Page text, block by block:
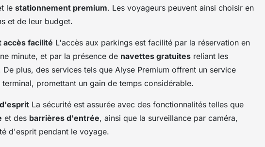
le stationnement premium. Les voyageurs peuvent ainsi choisir en
et de leur budget.
accès facilité L'accès aux parkings est facilité par la réservation en
minute, et par la présence de navettes gratuites reliant les
plus, des services tels que Alyse Premium offrent un service
promettant un gain de temps considérable.
La sécurité est assurée avec des fonctionnalités telles que
et des barrières d'entrée, ainsi que la surveillance par caméra,
d'esprit pendant le voyage.